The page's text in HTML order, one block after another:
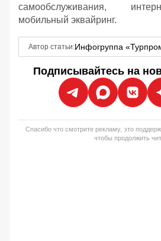
самообслуживания,
мобильный эквайринг.
Автор статьи:Инфогруппа
Подписывайтесь на
Спасибо что смотрите рекламу, это
чтобы продолжить